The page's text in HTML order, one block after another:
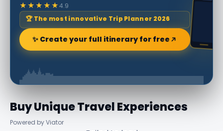
★★★★★4.9
🏆 The most innovative Trip Planner 2026
✨ Create your full itinerary for free
Buy Unique Travel Experiences
Powered by Viator